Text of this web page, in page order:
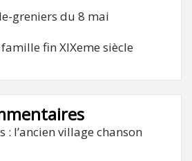
greniers du 8 mai
fin XIXeme siècle
: l’ancien village chanson